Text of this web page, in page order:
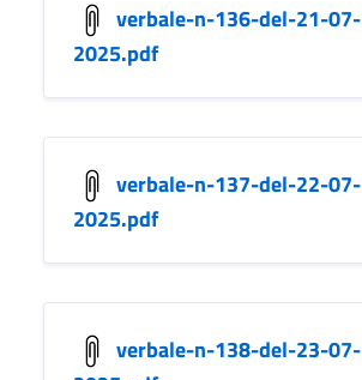
verbale-n-136-del-21-07-
2025.pdf
verbale-n-137-del-22-07-
2025.pdf
verbale-n-138-del-23-07-